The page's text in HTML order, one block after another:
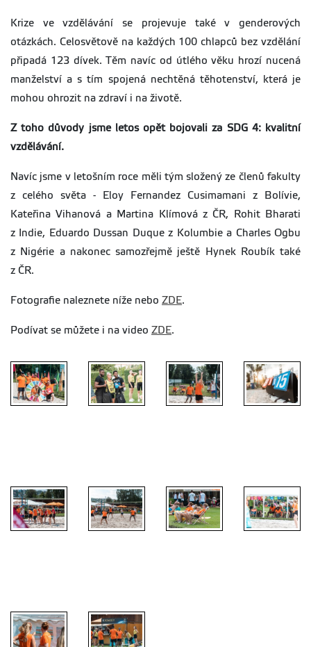
Krize ve vzdělávání se projevuje také v genderových
otázkách. Celosvětově na každých 100 chlapců bez vzdělání
připadá 123 dívek. Těm navíc od útlého věku hrozí nucená
manželství a s tím spojená nechtěná těhotenství, která je
mohou ohrozit na zdraví i na životě.
Z toho důvody jsme letos opět bojovali za SDG 4: kvalitní
vzdělávání.
Navíc jsme v letošním roce měli tým složený ze členů fakulty
z celého světa - Eloy Fernandez Cusimamani z Bolívie,
Kateřina Vihanová a Martina Klímová z ČR, Rohit Bharati
z Indie, Eduardo Dussan Duque z Kolumbie a Charles Ogbu
z Nigérie a nakonec samozřejmě ještě Hynek Roubík také
z ČR.
Fotografie naleznete níže nebo ZDE.
Podívat se můžete i na video ZDE.